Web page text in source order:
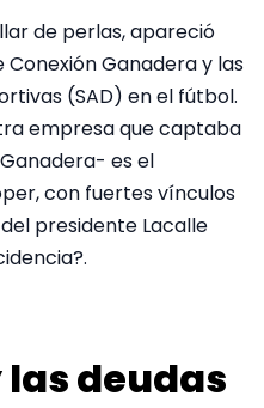
de perlas, apareció
Ganadera y las
(SAD) en el fútbol.
empresa que captaba
es el
con fuertes vínculos
presidente Lacalle
las deudas